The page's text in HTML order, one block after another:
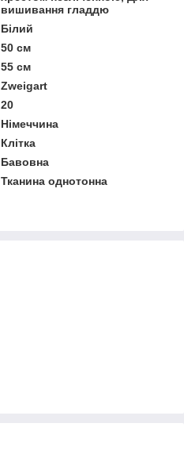
вишивання гладдю
Білий
50 см
55 см
Zweigart
20
Німеччина
Клітка
Бавовна
Тканина однотонна